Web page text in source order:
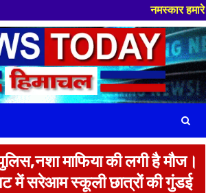
नमस्कार हमारे न्यूज पोर्टल -
माफिया की लगी है मौज।
में सरेआम स्कूली छात्रों की गुंडई